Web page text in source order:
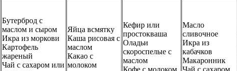
Бутерброд с
маслом и сыром
Икра из моркови
Картофель
жареный
Чай с сахаром или
Яйца всмятку
Каша рисовая с
маслом
Какао с
молоком
Кефир или
простокваша
Оладьи
скороспелые с
маслом
Кофе с молоком
Масло
сливочное
Икра из
кабачков
Макаронник
Чай с сахаром